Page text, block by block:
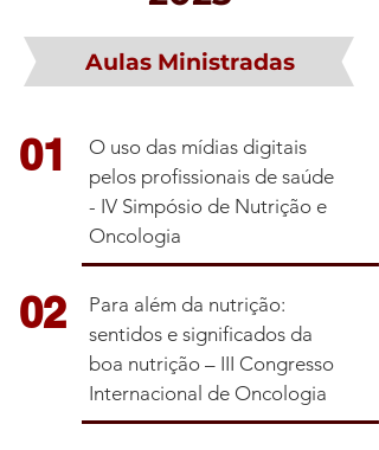
Aulas Ministradas
01
O uso das mídias digitais
pelos profissionais de saúde
- IV Simpósio de Nutrição e
Oncologia
02
Para além da nutrição:
sentidos e significados da
boa nutrição – III Congresso
Internacional de Oncologia